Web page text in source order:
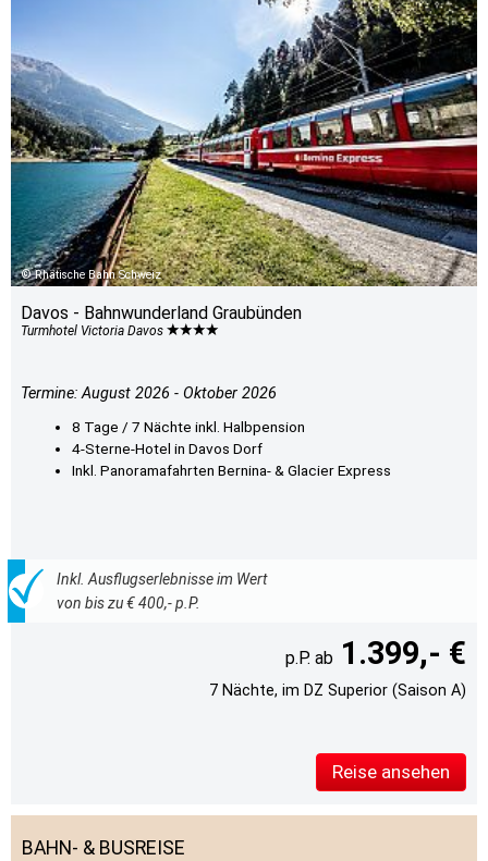
Rhätische Bahn Schweiz
Davos - Bahnwunderland Graubünden
Turmhotel Victoria Davos
Termine: August 2026 - Oktober 2026
8 Tage / 7 Nächte inkl. Halbpension
4-Sterne-Hotel in Davos Dorf
Inkl. Panoramafahrten Bernina- & Glacier Express
Inkl. Ausflugserlebnisse im Wert
von bis zu € 400,- p.P.
1.399,- €
7 Nächte, im DZ Superior (Saison A)
Reise ansehen
BAHN- & BUSREISE